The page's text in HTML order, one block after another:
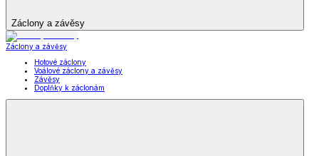
Záclony a závěsy
Záclony a závěsy
Hotové záclony
Voálové záclony a závěsy
Závěsy
Doplňky k záclonám